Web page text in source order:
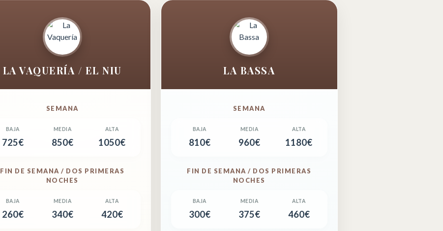
LA VAQUERÍA / EL NIU
SEMANA
725€ 850€ 1050€
FIN DE SEMANA / DOS PRIMERAS
NOCHES
260€ 340€ 420€
LA BASSA
SEMANA
810€ 960€ 1180€
FIN DE SEMANA / DOS PRIMERAS
NOCHES
300€ 375€ 460€